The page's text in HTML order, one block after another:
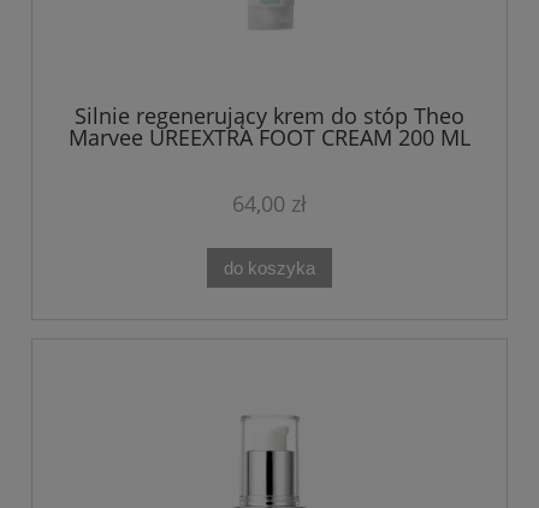
Silnie regenerujący krem do stóp Theo
Marvee UREEXTRA FOOT CREAM 200 ML
64,00 zł
do koszyka